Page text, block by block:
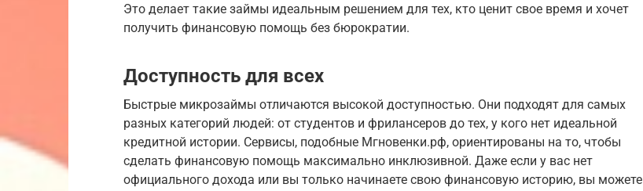
Это делает такие займы идеальным решением для тех, кто ценит свое время и хочет
получить финансовую помощь без бюрократии.
Доступность для всех
Быстрые микрозаймы отличаются высокой доступностью. Они подходят для самых
разных категорий людей: от студентов и фрилансеров до тех, у кого нет идеальной
кредитной истории. Сервисы, подобные Мгновенки.рф, ориентированы на то, чтобы
сделать финансовую помощь максимально инклюзивной. Даже если у вас нет
официального дохода или вы только начинаете свою финансовую историю, вы можете